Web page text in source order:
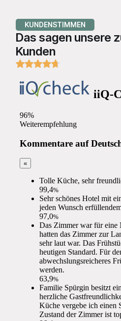
KUNDENSTIMMEN
Das sagen unsere
Kunden